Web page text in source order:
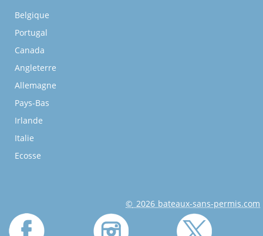
Belgique
Portugal
Canada
Angleterre
Allemagne
Pays-Bas
Irlande
Italie
Ecosse
© 2026 bateaux-sans-permis.com